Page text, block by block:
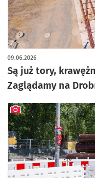
Są już tory,
Zaglądamy na
09.06.2026
artykuł z galerią zdjęć